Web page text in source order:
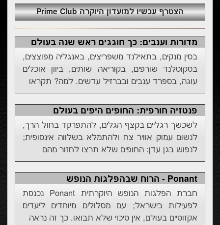
הצטרף עכשיו למועדון היוקרה Prime Club
מדורות וענבים: כך חוגגים ראש שנה בעולם
בסין מנקים, בתאילנד משפריצים, באנגליה מפוצצים,
בסקוטלנד שורפים, בקוריאה שותים, ביוון אוכלים
עוגה, בספרד ענבים ובברזיל עדשים. למה? תקראו
פנטזיה חורפית: החופים היפים בעולם
לשכשך רגליים בקצף הגלים, להתפרקד בחול הרך,
לנשום עמוק אוויר צח ולהתמלא בשלווה אינסופית;
לנפוש בגן עדן: החופים שלא תרצו לחזור מהם
Ponant - הרוח שבהפלגות הנופש
חברת הפלגות הנופש היוקרתית Ponant נכנסת
לפעילות בישראל; עם מסלולים מיוחדים ליעדים
אקזוטיים בעולם, אין סיכוי שלא תבואו. כך זה נראה